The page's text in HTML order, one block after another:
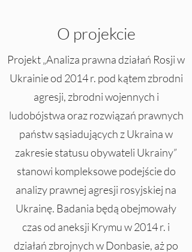
O projekcie
Projekt „Analiza prawna działań Rosji w
Ukrainie od 2014 r. pod kątem zbrodni
agresji, zbrodni wojennych i
ludobójstwa oraz rozwiązań prawnych
państw sąsiadujących z Ukraina w
zakresie statusu obywateli Ukrainy”
stanowi kompleksowe podejście do
analizy prawnej agresji rosyjskiej na
Ukrainę. Badania będą obejmowały
czas od aneksji Krymu w 2014 r. i
działań zbrojnych w Donbasie, aż po